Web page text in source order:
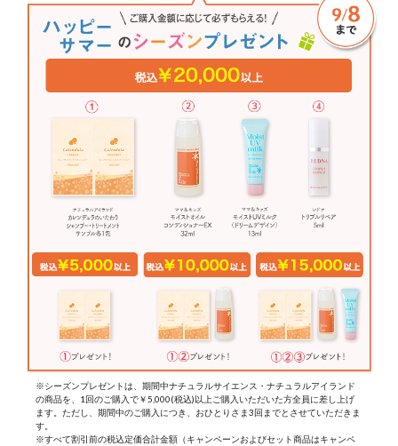
※シーズンプレゼントは、期間中ナチュラルサイエンス・ナチュラルアイランド
の商品を、1回のご購入で￥5,000(税込)以上ご購入いただいた方全員に差し上げ
ます。ただし、期間中のご購入につき、おひとりさま3回までとさせていただきま
す。
※すべて割引前の税込定価合計金額（キャンペーンおよびセット商品はキャンペ